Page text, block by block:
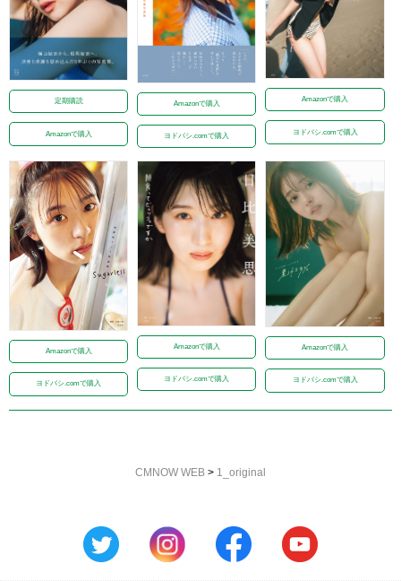
定期購読
Amazonで購入
Amazonで購入
ヨドバシ.comで購入
Amazonで購入
ヨドバシ.comで購入
Amazonで購入
ヨドバシ.comで購入
Amazonで購入
ヨドバシ.comで購入
Amazonで購入
ヨドバシ.comで購入
CMNOW WEB > 1_original